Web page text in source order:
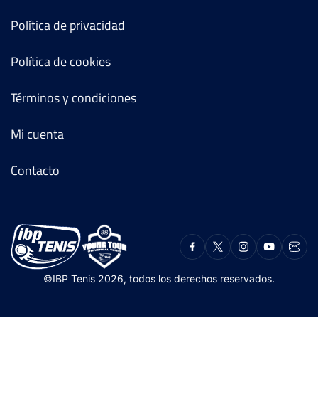
Política de privacidad
Política de cookies
Términos y condiciones
Mi cuenta
Contacto
©IBP Tenis 2026, todos los derechos reservados.